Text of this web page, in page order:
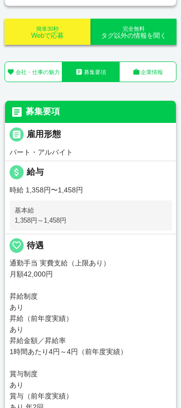
完全無料
タグ以外の情報を聞く
簡単30秒
Webで応募
 会社・仕事の魅力  募集要項 企業情報
 募集要項
 雇用形態
パート・アルバイト
attach_money 給与
時給 1,358円〜1,458円
基本給
1,358円～1,458円
favorite_border 待遇
通勤手当 実費支給（上限あり）
月額42,000円
昇給制度
あり
昇給（前年度実績）
あり
昇給金額／昇給率
1時間あたり4円～4円（前年度実績）
賞与制度
あり
賞与（前年度実績）